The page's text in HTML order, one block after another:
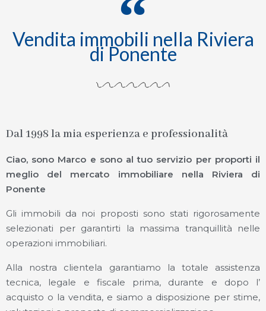
Vendita immobili nella Riviera
di Ponente
Dal 1998 la mia esperienza e professionalità
Ciao, sono Marco e sono al tuo servizio per proporti il
meglio del mercato immobiliare nella Riviera di
Ponente
Gli immobili da noi proposti sono stati rigorosamente
selezionati per garantirti la massima tranquillità nelle
operazioni immobiliari.
Alla nostra clientela garantiamo la totale assistenza
tecnica, legale e fiscale prima, durante e dopo l’
acquisto o la vendita, e siamo a disposizione per stime,